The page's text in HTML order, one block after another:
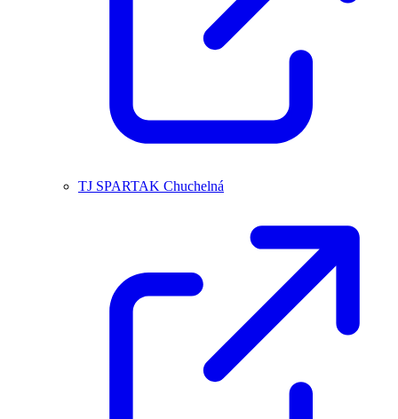
TJ SPARTAK Chuchelná